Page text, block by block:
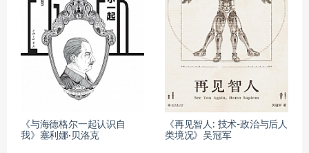
《与海德格尔一起认识自
我》塞利娜·贝洛克
《再见智人: 技术-政治与后人
类境况》吴冠军